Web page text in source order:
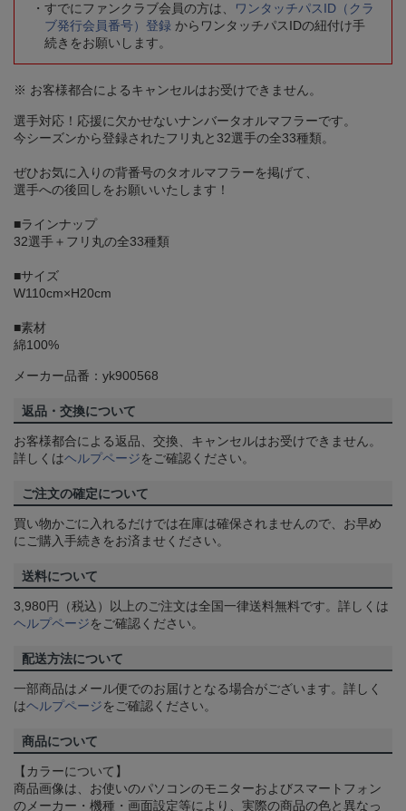
すでにファンクラブ会員の方は、
ワンタッチパスID（クラ
ブ発行会員番号）登録 からワンタッチパスIDの紐付け手
続きをお願いします。
※ お客様都合によるキャンセルはお受けできません。
選手対応！応援に欠かせないナンバータオルマフラーです。
今シーズンから登録されたフリ丸と32選手の全33種類。
ぜひお気に入りの背番号のタオルマフラーを掲げて、
選手への後回しをお願いいたします！
■ラインナップ
32選手＋フリ丸の全33種類
■サイズ
W110cm×H20cm
■素材
綿100%
メーカー品番：yk900568
返品・交換について
お客様都合による返品、交換、キャンセルはお受けできません。
詳しくはヘルプページをご確認ください。
ご注文の確定について
買い物かごに入れるだけでは在庫は確保されませんので、お早め
にご購入手続きをお済ませください。
送料について
3,980円（税込）以上のご注文は全国一律送料無料です。詳しくは
ヘルプページをご確認ください。
配送方法について
一部商品はメール便でのお届けとなる場合がございます。詳しく
はヘルプページをご確認ください。
商品について
【カラーについて】
商品画像は、お使いのパソコンのモニターおよびスマートフォン
のメーカー・機種・画面設定等により、実際の商品の色と異なっ